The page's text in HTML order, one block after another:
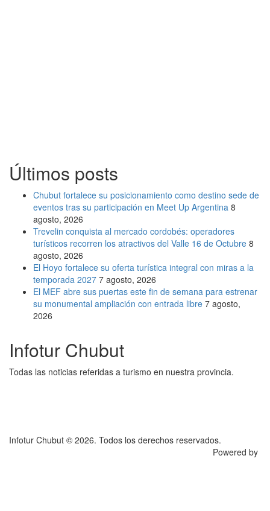
Últimos posts
Chubut fortalece su posicionamiento como destino sede de
eventos tras su participación en Meet Up Argentina 8
agosto, 2026
Trevelin conquista al mercado cordobés: operadores
turísticos recorren los atractivos del Valle 16 de Octubre 8
agosto, 2026
El Hoyo fortalece su oferta turística integral con miras a la
temporada 2027 7 agosto, 2026
El MEF abre sus puertas este fin de semana para estrenar
su monumental ampliación con entrada libre 7 agosto,
2026
Infotur Chubut
Todas las noticias referidas a turismo en nuestra provincia.
Infotur Chubut © 2026. Todos los derechos reservados.
Powered by